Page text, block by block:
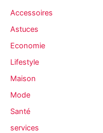
v
Accessoires
Astuces
Economie
Lifestyle
Maison
Mode
Santé
services